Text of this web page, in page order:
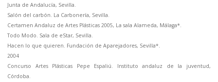
Junta de Andalucía, Sevilla.
Salón del carbón. La Carbonería, Sevilla.
Certamen Andaluz de Artes Plásticas 2005, La sala Alameda, Málaga*.
Todo Modo. Sala de eStar, Sevilla.
Hacen lo que quieren. Fundación de Aparejadores, Sevilla*.
2004
Concurso Artes Plásticas Pepe Espaliú. Instituto andaluz de la juventud,
Córdoba.